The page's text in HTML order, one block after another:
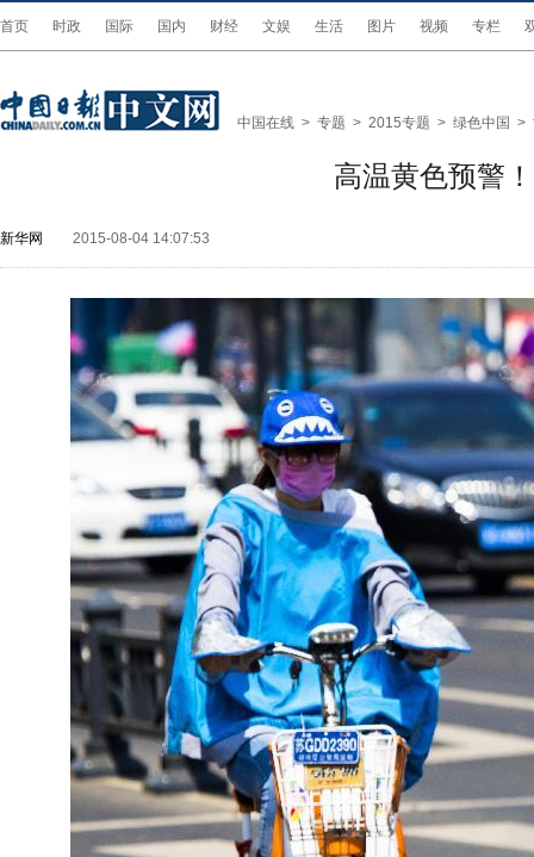
首页 时政 国际 国内 财经 文娱 生活 图片 视频 专栏
中国在线 > 专题 > 2015专题 > 绿色中国 >
高温黄色预警
新华网 2015-08-04 14:07:53